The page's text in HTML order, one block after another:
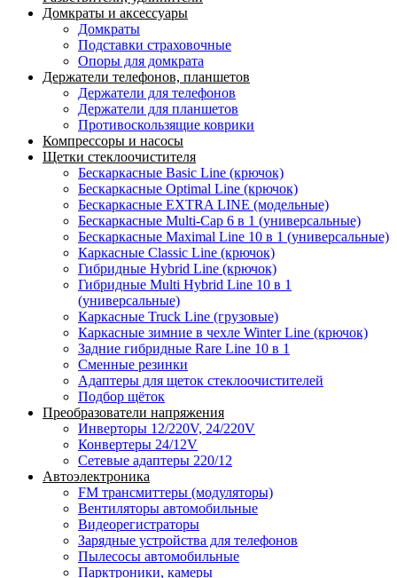
Домкраты и аксессуары
Домкраты
Подставки страховочные
Опоры для домкрата
Держатели телефонов, планшетов
Держатели для телефонов
Держатели для планшетов
Противоскользящие коврики
Компрессоры и насосы
Щетки стеклоочистителя
Бескаркасные Basic Line (крючок)
Бескаркасные Optimal Line (крючок)
Бескаркасные EXTRA LINE (модельные)
Бескаркасные Multi-Cap 6 в 1 (универсальные)
Бескаркасные Maximal Line 10 в 1 (универсальные)
Каркасные Classic Line (крючок)
Гибридные Hybrid Line (крючок)
Гибридные Multi Hybrid Line 10 в 1
(универсальные)
Каркасные Truck Line (грузовые)
Каркасные зимние в чехле Winter Line (крючок)
Задние гибридные Rare Line 10 в 1
Сменные резинки
Адаптеры для щеток стеклоочистителей
Подбор щёток
Преобразователи напряжения
Инверторы 12/220V, 24/220V
Конвертеры 24/12V
Сетевые адаптеры 220/12
Автоэлектроника
FM трансмиттеры (модуляторы)
Вентиляторы автомобильные
Видеорегистраторы
Зарядные устройства для телефонов
Пылесосы автомобильные
Парктроники, камеры